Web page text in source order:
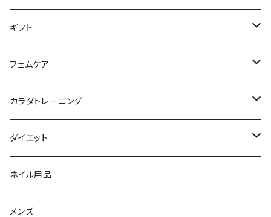
アイライナー
日焼け止め
クレンジング／洗顔
パック
ボディ＆ハンドクリーム
セット販売
スタイリング剤
育毛
コーム
KINUJO （絹女）
ヤーマン
ダイソン
リュミエリーナ
エレクトロン
ラディアント
ファスティング
サプリ・ハーブティー
ギフト
【ギフトチケット】お店で使える
母の日ギフト
【ギフトチケット】オンラインサイトで使える
ギフトセット
フェムケア
洗う（フェミニンウォッシュ）
保湿（オイル・ミルク）
生理・ニオイ・ムレ ケア
インナーケア（乳酸菌・腸内環境サポート・更年期ケア）
カラダトレーニング
リラックスアイテム
ダイエット
サプリ
ドリンク
ネイル用品
メンズ